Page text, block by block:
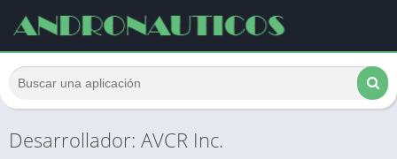
Desarrollador: AVCR Inc.